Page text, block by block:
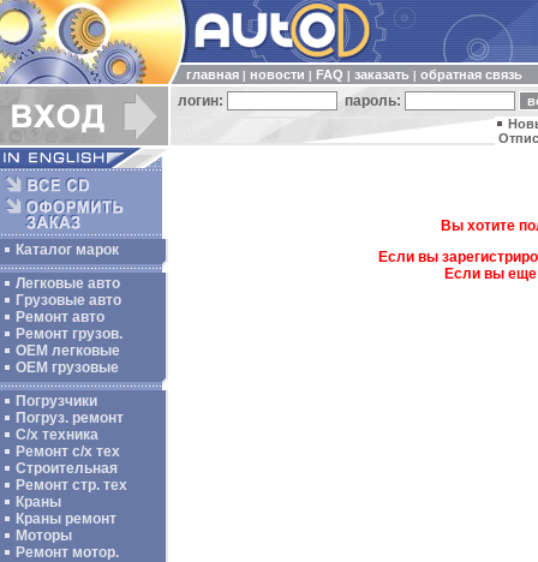
главная новости FAQ заказать обратная связь
логин: пароль:
Каталог марок
Легковые авто
Грузовые авто
Ремонт авто
Ремонт грузов.
ОЕМ легковые
OEM грузовые
Погрузчики
Погруз. ремонт
С/х техника
Ремонт с/х тех
Строительная
Ремонт стр. тех
Краны
Краны ремонт
Моторы
Ремонт мотор.
Вы хотите
Если вы
Если вы еще